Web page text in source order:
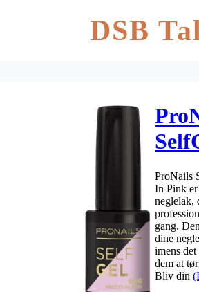
DSB
006
Pink
ProNails
In Pink er
neglelak,
gang.
dine
imens
dem at
Bliv din